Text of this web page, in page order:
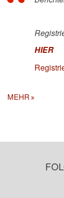
HIER
MEHR